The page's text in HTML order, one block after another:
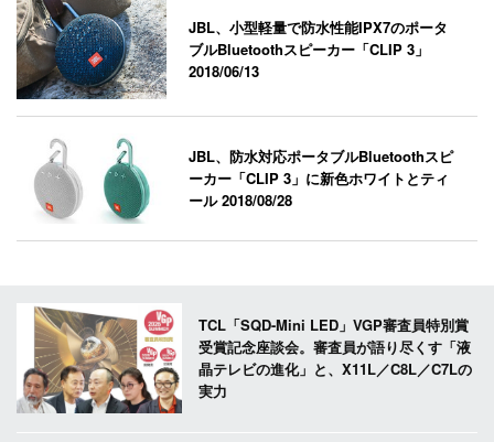
JBL、小型軽量で防水性能IPX7のポータ
ブルBluetoothスピーカー「CLIP 3」
2018/06/13
JBL、防水対応ポータブルBluetoothスピ
ーカー「CLIP 3」に新色ホワイトとティ
ール2018/08/28
TCL「SQD-Mini LED」VGP審査員特別賞
受賞記念座談会。審査員が語り尽くす「液
晶テレビの進化」と、X11L／C8L／C7Lの
実力